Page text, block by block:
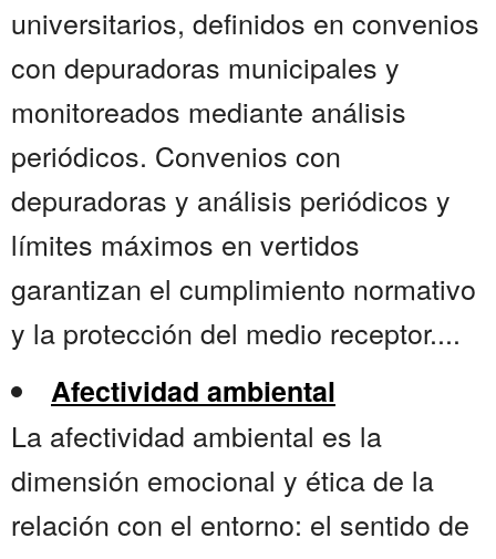
universitarios, definidos en convenios
con depuradoras municipales y
monitoreados mediante análisis
periódicos. Convenios con
depuradoras y análisis periódicos y
límites máximos en vertidos
garantizan el cumplimiento normativo
y la protección del medio receptor....
Afectividad ambiental
La afectividad ambiental es la
dimensión emocional y ética de la
relación con el entorno: el sentido de